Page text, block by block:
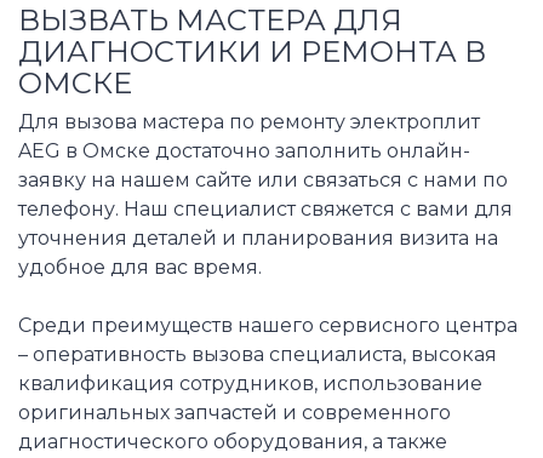
ВЫЗВАТЬ МАСТЕРА ДЛЯ
ДИАГНОСТИКИ И РЕМОНТА В
ОМСКЕ
Для вызова мастера по ремонту электроплит
AEG в Омске достаточно заполнить онлайн-
заявку на нашем сайте или связаться с нами по
телефону. Наш специалист свяжется с вами для
уточнения деталей и планирования визита на
удобное для вас время.
Среди преимуществ нашего сервисного центра
– оперативность вызова специалиста, высокая
квалификация сотрудников, использование
оригинальных запчастей и современного
диагностического оборудования, а также